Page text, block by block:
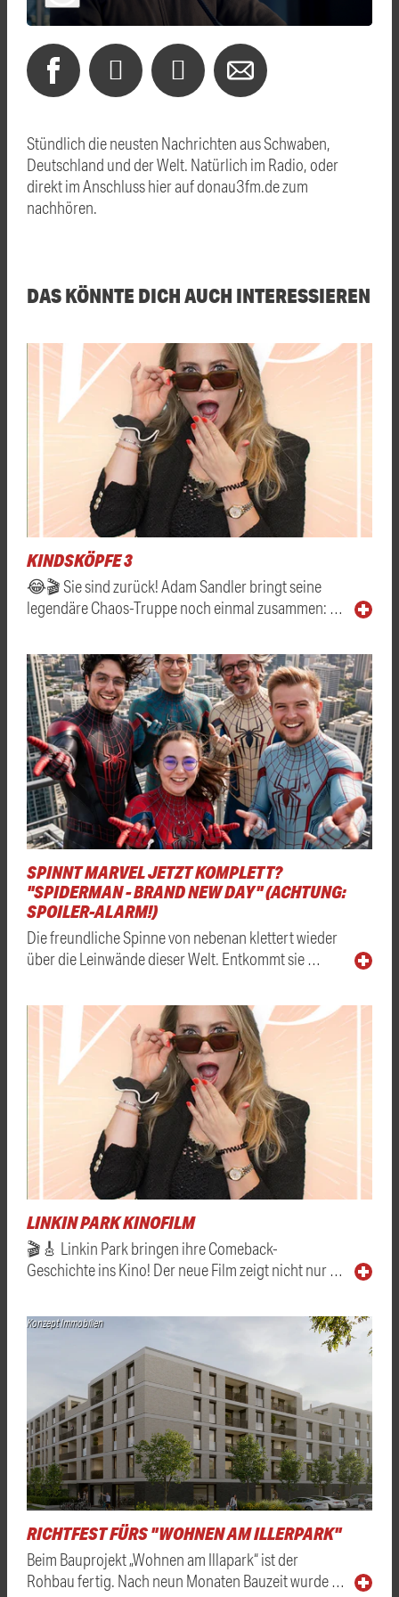
Stündlich die neusten Nachrichten aus Schwaben,
Deutschland und der Welt. Natürlich im Radio, oder
direkt im Anschluss hier auf donau3fm.de zum
nachhören.
DAS KÖNNTE DICH AUCH INTERESSIEREN
KINDSKÖPFE 3
😂🎬 Sie sind zurück! Adam Sandler bringt seine
legendäre Chaos-Truppe noch einmal zusammen: …
SPINNT MARVEL JETZT KOMPLETT?
"SPIDERMAN - BRAND NEW DAY" (ACHTUNG:
SPOILER-ALARM!)
Die freundliche Spinne von nebenan klettert wieder
über die Leinwände dieser Welt. Entkommt sie …
LINKIN PARK KINOFILM
🎬🎸 Linkin Park bringen ihre Comeback-
Geschichte ins Kino! Der neue Film zeigt nicht nur …
Konzept Immobilien
RICHTFEST FÜRS "WOHNEN AM ILLERPARK"
Beim Bauprojekt „Wohnen am Illapark“ ist der
Rohbau fertig. Nach neun Monaten Bauzeit wurde …